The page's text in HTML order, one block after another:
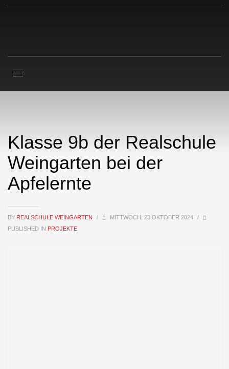
Klasse 9b der Realschule
Weingarten bei der
Apfelernte
BY REALSCHULE WEINGARTEN / MITTWOCH, 23 OKTOBER 2024
/
PUBLISHED IN PROJEKTE